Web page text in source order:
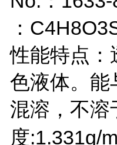
：
性能特点：
色液体。能
混溶，不溶
度:1.331g/